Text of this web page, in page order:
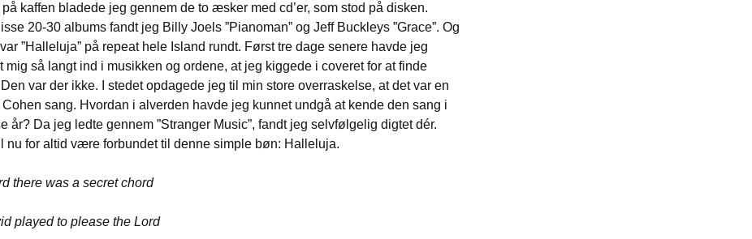
kaffen bladede jeg gennem de to æsker med cd’er, som stod på disken.
20-30 albums fandt jeg Billy Joels ”Pianoman” og Jeff Buckleys ”Grace”. Og
”Halleluja” på repeat hele Island rundt. Først tre dage senere havde jeg
mig så langt ind i musikken og ordene, at jeg kiggede i coveret for at finde
var der ikke. I stedet opdagede jeg til min store overraskelse, at det var en
sang. Hvordan i alverden havde jeg kunnet undgå at kende den sang i
år? Da jeg ledte gennem ”Stranger Music”, fandt jeg selvfølgelig digtet dér.
nu for altid være forbundet til denne simple bøn: Halleluja.
there was a secret chord
played to please the Lord